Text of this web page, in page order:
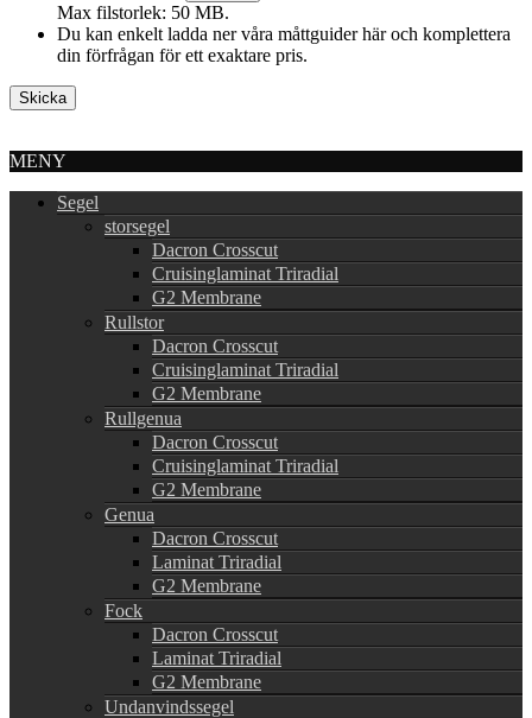
Max filstorlek: 50 MB.
Du kan enkelt ladda ner våra måttguider här och komplettera
din förfrågan för ett exaktare pris.
MENY
Segel
storsegel
Dacron Crosscut
Cruisinglaminat Triradial
G2 Membrane
Rullstor
Dacron Crosscut
Cruisinglaminat Triradial
G2 Membrane
Rullgenua
Dacron Crosscut
Cruisinglaminat Triradial
G2 Membrane
Genua
Dacron Crosscut
Laminat Triradial
G2 Membrane
Fock
Dacron Crosscut
Laminat Triradial
G2 Membrane
Undanvindssegel